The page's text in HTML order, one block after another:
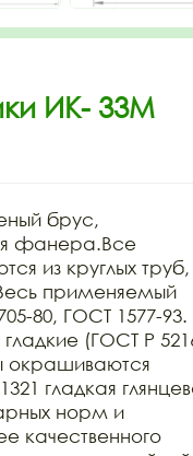
ИК- 33М
брус,
фанера.Все
из круглых
применяемый
80, ГОСТ 1577-93.
(ГОСТ Р
окрашиваются
гладкая
норм и
качественного